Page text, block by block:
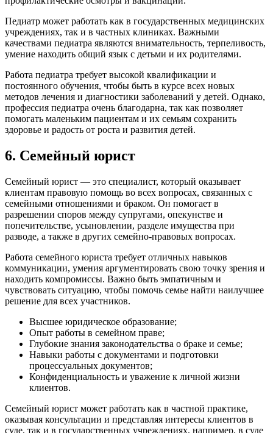
Педиатр может работать как в государственных медицинских
учреждениях, так и в частных клиниках. Важными
качествами педиатра являются внимательность, терпеливость,
умение находить общий язык с детьми и их родителями.
Работа педиатра требует высокой квалификации и
постоянного обучения, чтобы быть в курсе всех новых
методов лечения и диагностики заболеваний у детей. Однако,
профессия педиатра очень благодарна, так как позволяет
помогать маленьким пациентам и их семьям сохранить
здоровье и радость от роста и развития детей.
6. Семейный юрист
Семейный юрист — это специалист, который оказывает
клиентам правовую помощь во всех вопросах, связанных с
семейными отношениями и браком. Он помогает в
разрешении споров между супругами, опекунстве и
попечительстве, усыновлении, разделе имущества при
разводе, а также в других семейно-правовых вопросах.
Работа семейного юриста требует отличных навыков
коммуникации, умения аргументировать свою точку зрения и
находить компромиссы. Важно быть эмпатичным и
чувствовать ситуацию, чтобы помочь семье найти наилучшее
решение для всех участников.
Высшее юридическое образование;
Опыт работы в семейном праве;
Глубокие знания законодательства о браке и семье;
Навыки работы с документами и подготовки
процессуальных документов;
Конфиденциальность и уважение к личной жизни
клиентов.
Семейный юрист может работать как в частной практике,
оказывая консультации и представляя интересы клиентов в
суде, так и в государственных учреждениях, например, в суде